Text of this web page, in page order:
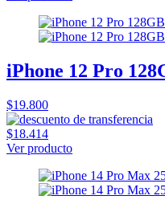
iPhone 12 Pro
$19.800
$18.414
Ver producto